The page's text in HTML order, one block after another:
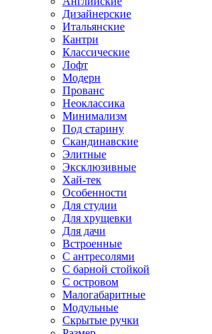
Дизайнерские
Итальянские
Кантри
Классические
Лофт
Модерн
Прованс
Неоклассика
Минимализм
Под старину
Скандинавские
Элитные
Эксклюзивные
Хай-тек
Особенности
Для студии
Для хрущевки
Для дачи
Встроенные
С антресолями
С барной стойкой
С островом
Малогабаритные
Модульные
Скрытые ручки